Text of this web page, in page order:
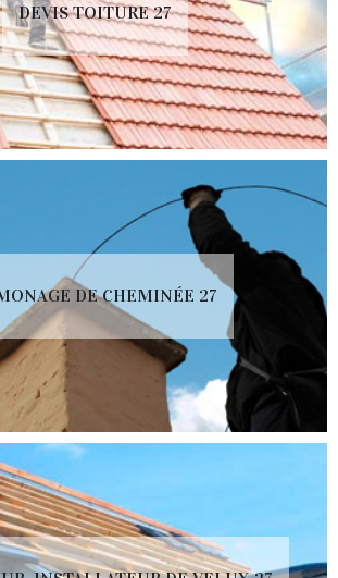
DEVIS TOITURE 27
DE CHEMINÉE 27